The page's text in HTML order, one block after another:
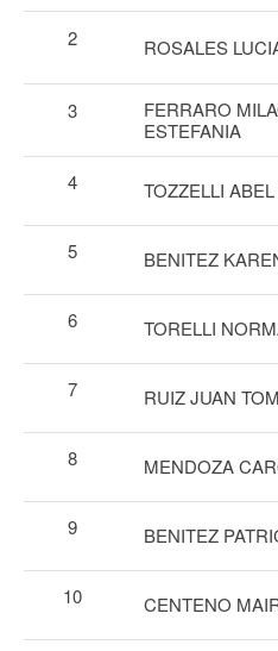
2 ROSALES
3
FERRARO
ESTEFANIA
4 TOZZELLI
5 BENITEZ
6 TORELLI
7 RUIZ JUAN
8 MENDOZA
9 BENITEZ
10 CENTENO